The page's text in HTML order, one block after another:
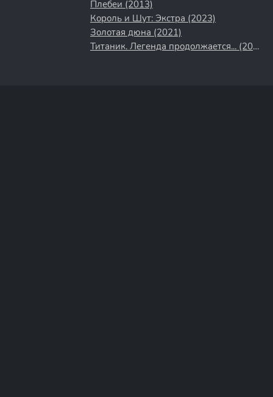
Плебеи (2013)
Король и Шут: Экстра (2023)
Золотая дюна (2021)
Титаник. Легенда продолжается... (2000)